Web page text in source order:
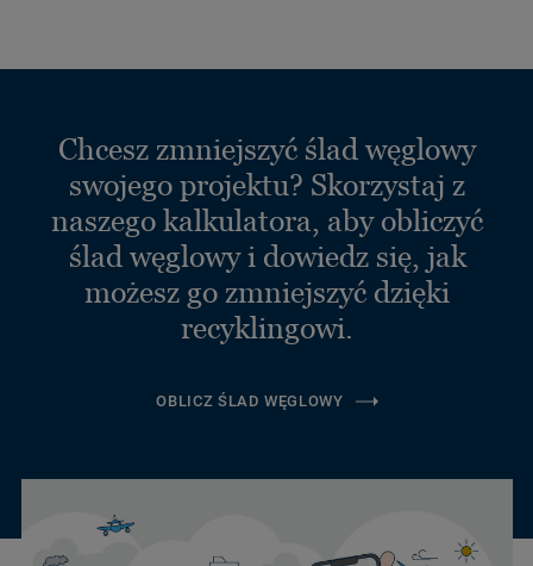
Chcesz zmniejszyć ślad węglowy
swojego projektu? Skorzystaj z
naszego kalkulatora, aby obliczyć
ślad węglowy i dowiedz się, jak
możesz go zmniejszyć dzięki
recyklingowi.
OBLICZ ŚLAD WĘGLOWY